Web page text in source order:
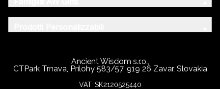
Ancient Wisdom s.r.o.,
CTPark Trnava, Prílohy 583/57, 919 26 Zavar, Slovakia
VAT: SK2120525440